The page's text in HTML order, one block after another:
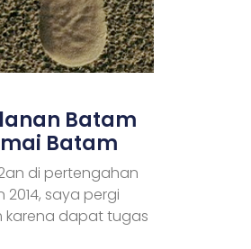
Batam
Batam
di pertengahan
saya pergi
karena dapat tugas